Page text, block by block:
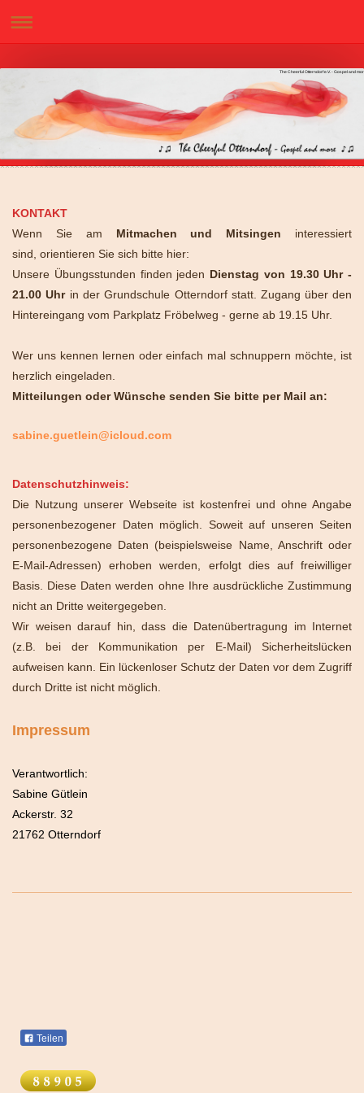
The Cheerful Otterndorf e.V. - Gospel and
KONTAKT
Wenn Sie am Mitmachen und Mitsingen interessiert
sind, orientieren Sie sich bitte hier:
Unsere Übungsstunden finden jeden Dienstag von 19.30 Uhr -
21.00 Uhr in der Grundschule Otterndorfstatt. Zugang über den
Hintereingang vom Parkplatz Fröbelweg - gerne ab 19.15 Uhr.
Wer uns kennen lernen oder einfach mal schnuppern möchte, ist
herzlich eingeladen.
Mitteilungen oder Wünsche senden Sie bitte per Mail an:
sabine.guetlein@icloud.com
Datenschutzhinweis:
Die Nutzung unserer Webseite ist kostenfrei und ohne Angabe
personenbezogener Daten möglich. Soweit auf unseren Seiten
personenbezogene Daten (beispielsweise Name, Anschrift oder
E-Mail-Adressen) erhoben werden, erfolgt dies auf freiwilliger
Basis. Diese Daten werden ohne Ihre ausdrückliche Zustimmung
nicht an Dritte weitergegeben.
Wir weisen darauf hin, dass die Datenübertragung im Internet
(z.B. bei der Kommunikation per E-Mail) Sicherheitslücken
aufweisen kann. Ein lückenloser Schutz der Daten vor dem Zugriff
durch Dritte ist nicht möglich.
Impressum
Verantwortlich:
Sabine Gütlein
Ackerstr. 32
21762 Otterndorf
Teilen